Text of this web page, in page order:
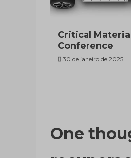
Critical
Conference
30 de janeiro de 2025
One